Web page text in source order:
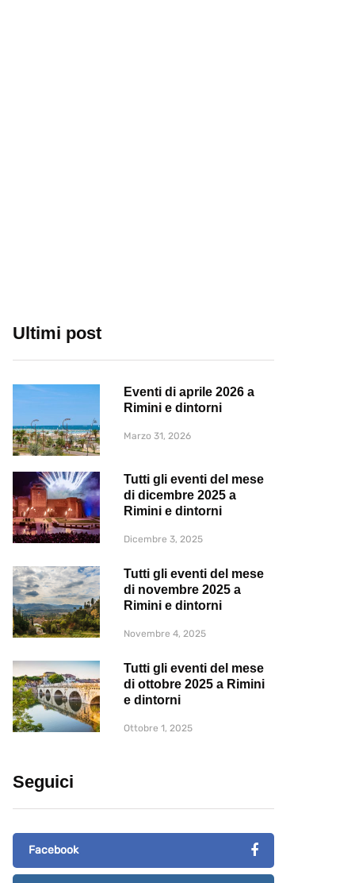
Ultimi post
Eventi di aprile 2026 a
Rimini e dintorni
Marzo 31, 2026
Tutti gli eventi del mese
di dicembre 2025 a
Rimini e dintorni
Dicembre 3, 2025
Tutti gli eventi del mese
di novembre 2025 a
Rimini e dintorni
Novembre 4, 2025
Tutti gli eventi del mese
di ottobre 2025 a Rimini
e dintorni
Ottobre 1, 2025
Seguici
Facebook